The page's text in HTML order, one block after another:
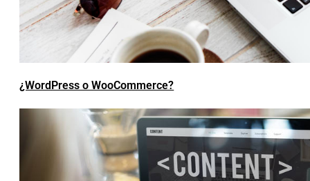
¿WordPress o WooCommerce?